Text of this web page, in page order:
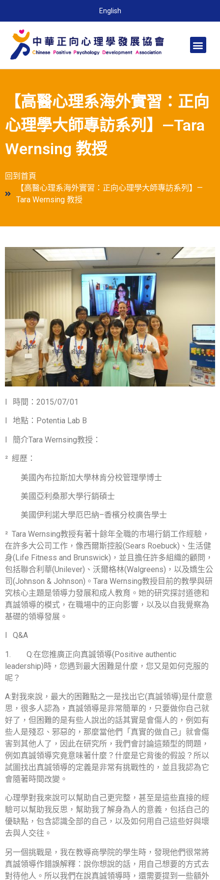
English
【高醫心理系海外實習：正向
心理學大師專訪系列】—Tara
Wernsing 教授
回到首頁
【高醫心理系海外實習：正向心理學大師專訪系列】—
Tara Wernsing 教授
l 時間： 2015/07/01
地點： Potentia Lab B
l 簡介Tara Wernsing教授：
² 經歷：
美國內布拉斯加大學林肯分校管理學博士
美國亞利桑那大學行銷碩士
美國伊利諾大學厄巴納–香檳分校廣告學士
² Tara Wernsing教授有著十餘年全職的市場行銷工作經驗，
在許多大公司工作，像西爾斯控股(Sears Roebuck) 、生活健
身(Life Fitness and Brunswick) ，並且擔任許多組織的顧問，
包括聯合利華(Unilever) 、沃爾格林(Walgreens) ，以及嬌生公
司(Johnson & Johnson) 。 Tara Wernsing教授目前的教學與研
究核心主題是領導力發展和成人教育。她的研究探討道德和
真誠領導的模式，在職場中的正向影響，以及以自我覺察為
基礎的領導發展。
l Q&A
1. Q:在您推廣正向真誠領導(Positive authentic
leadership)時，您遇到最大困難是什麼，您又是如何克服的
呢？
A:對我來說，最大的困難點之一是找出它(真誠領導)是什麼意
思，很多人認為，真誠領導是非常簡單的，只要做你自己就
好了，但困難的是有些人說出的話其實是會傷人的，例如有
些人是殘忍、邪惡的，那麼當他們「真實的做自己」就會傷
害到其他人了，因此在研究所，我們會討論這類型的問題，
例如真誠領導究竟意味著什麼？什麼是它背後的假設？所以
試圖找出真誠領導的定義是非常有挑戰性的，並且我認為它
會隨著時間改變。
心理學對我來說可以幫助自己更完整，甚至是這些直接的經
驗可以幫助我反思，幫助我了解身為人的意義，包括自己的
優缺點，包含認識全部的自己，以及如何用自己這些好與壞
去與人交往。
另一個挑戰是，我在教導商學院的學生時，發現他們很常將
真誠領導作錯誤解釋：說你想說的話，用自己想要的方式去
對待他人。所以我們在說真誠領導時，還需要提到一些額外